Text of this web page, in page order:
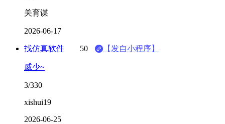
关育谋
2026-06-17
找仿真软件 50 【发自小程序】
威少~
3/330
xishui19
2026-06-25